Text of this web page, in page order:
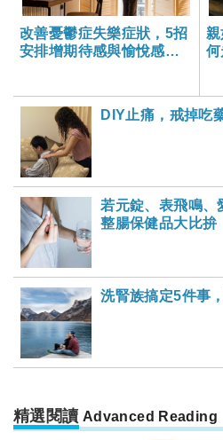
改善憂鬱症失樂症狀，5招
安排增期待感與愉悅感的
DIY止痛，戒掉吃
若元錠、表飛鳴、
整腸保健品大比拚
洗腎族搞定5件事
精選閱讀 Advanced Reading